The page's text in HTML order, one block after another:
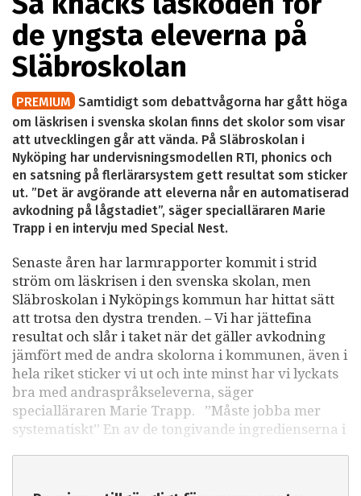
de yngsta eleverna på
Släbroskolan
PREMIUM Samtidigt som debattvågorna har gått höga
om läskrisen i svenska skolan finns det skolor som visar
att utvecklingen går att vända. På Släbroskolan i
Nyköping har undervisningsmodellen RTI, phonics och
en satsning på flerlärarsystem gett resultat som sticker
ut. ”Det är avgörande att eleverna når en automatiserad
avkodning på lågstadiet”, säger specialläraren Marie
Trapp i en intervju med Special Nest.
Senaste åren har larmrapporter kommit i strid
ström om läskrisen i den svenska skolan, men
Släbroskolan i Nyköpings kommun har hittat sätt
att trotsa den dystra trenden. – Vi har jättefina
resultat och slår i taket när det gäller avkodning
jämfört med de andra skolorna i kommunen, även i
hela riket sticker vi ut och inte minst har vi lyckats
bra med andraspråkseleverna, säger
specialläraren Marie Trapp. ”Måste jobba mer
systematiskt” En av de tongivande ingredienserna i